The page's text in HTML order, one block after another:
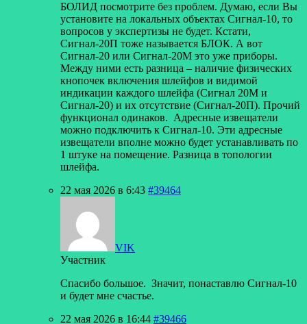
БОЛИД посмотрите без проблем. Думаю, если Вы
установите на локальных объектах Сигнал-10, то
вопросов у экспертизы не будет. Кстати,
Сигнал-20П тоже называется БЛОК. А вот
Сигнал-20 или Сигнал-20М это уже приборы.
Между ними есть разница – наличие физических
кнопочек включения шлейфов и видимой
индикации каждого шлейфа (Сигнал 20М и
Сигнал-20) и их отсутствие (Сигнал-20П). Прочий
функционал одинаков. Адресные извещатели
можно подключить к Сигнал-10. Эти адресные
извещатели вполне можно будет устанавливать по
1 штуке на помещение. Разница в топологии
шлейфа.
22 мая 2026 в 6:43 #39464
VIK
Участник
Спасибо большое. Значит, понаставлю Сигнал-10
и будет мне счастье.
22 мая 2026 в 16:44 #39466